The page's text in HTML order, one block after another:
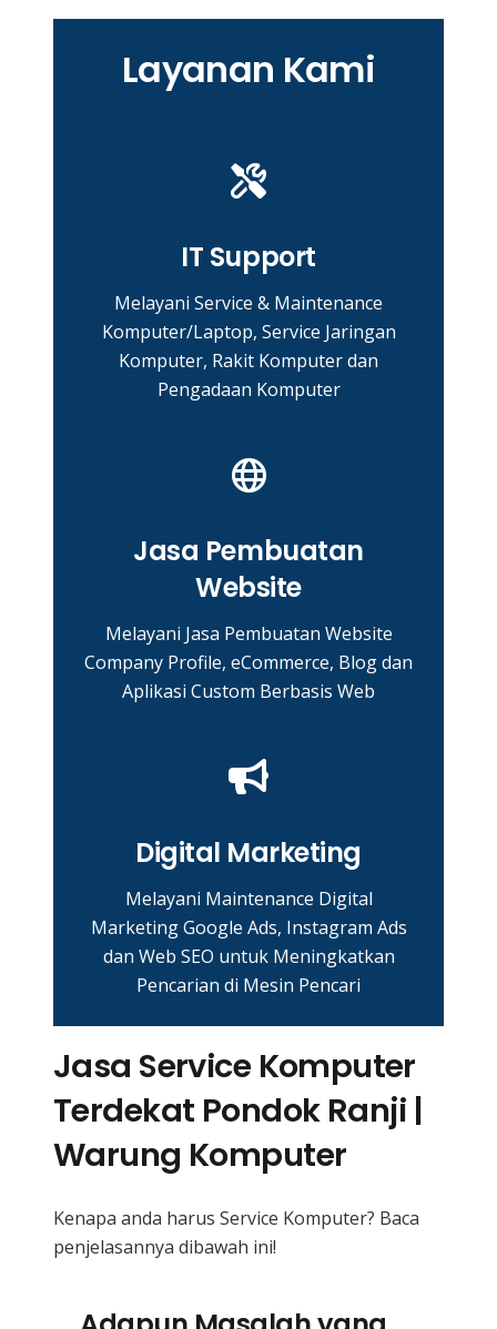
Layanan Kami
IT Support
Melayani Service & Maintenance
Komputer/Laptop, Service Jaringan
Komputer, Rakit Komputer dan
Pengadaan Komputer
Jasa Pembuatan
Website
Melayani Jasa Pembuatan Website
Company Profile, eCommerce, Blog dan
Aplikasi Custom Berbasis Web
Digital Marketing
Melayani Maintenance Digital
Marketing Google Ads, Instagram Ads
dan Web SEO untuk Meningkatkan
Pencarian di Mesin Pencari
Jasa Service Komputer
Terdekat Pondok Ranji |
Warung Komputer
Kenapa anda harus Service Komputer? Baca
penjelasannya dibawah ini!